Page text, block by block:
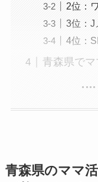
2位：
3位：J
4位：
青森県で
青森県のママ